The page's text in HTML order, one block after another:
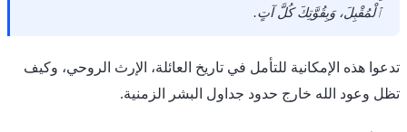
ٱلْمُقْبِلَ، وَبِقُوَّتِكَ كُلَّ آتٍ.
تدعوا هذه الإمكانية للتأمل في تاريخ العائلة، الإرث الروحي، وكيف
تظل وعود الله خارج حدود جداول البشر الزمنية.